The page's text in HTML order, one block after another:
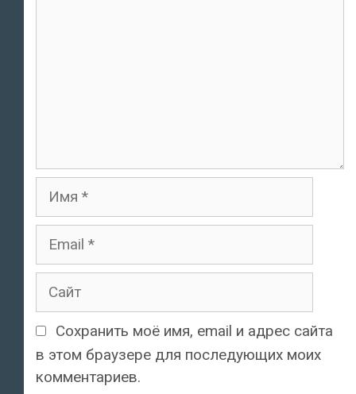
Имя
Email
Сайт
Сохранить моё имя, email и адрес сайта
в этом браузере для последующих моих
комментариев.